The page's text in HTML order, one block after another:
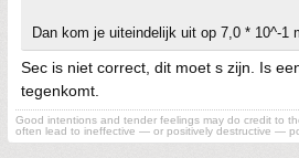
Dan kom je uiteindelijk uit op 7,0 * 10^-1
Sec is niet correct, dit moet s zijn. Is
tegenkomt.
Good intentions and tender feelings may do credit to
often lead to ineffective — or positively destructive —